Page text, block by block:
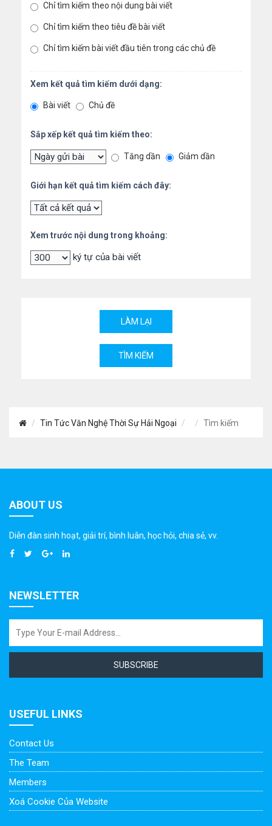
Chỉ tìm kiếm theo nội dung bài viết
Chỉ tìm kiếm theo tiêu đề bài viết
Chỉ tìm kiếm bài viết đầu tiên trong các chủ đề
Xem kết quả tìm kiếm dưới dạng:
Bài viết Chủ đề
Sắp xếp kết quả tìm kiếm theo:
Tăng dần Giảm dần
Giới hạn kết quả tìm kiếm cách đây:
Xem trước nội dung trong khoảng:
ký tự của bài viết
Tin Tức Văn Nghệ Thời Sự Hải Ngoại Tìm kiếm
ABOUT US
Diễn đàn sinh hoạt, giải trí, bình luân, học hỏi, chia sẻ, vv.
NEWSLETTER
SUBSCRIBE
USEFUL LINKS
Contact Us
The Team
Members
Xoá Cookie Của Website